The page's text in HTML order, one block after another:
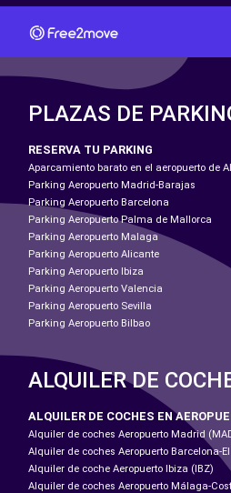
PLAZAS DE
RESERVA TU PARKING
Aparcamiento barato en el aeropuerto de
Parking Aeropuerto Madrid-Barajas
Parking Aeropuerto Barcelona
Parking Aeropuerto Palma de Mallorca
Parking Aeropuerto Malaga
Parking Aeropuerto Alicante
Parking Aeropuerto Ibiza
Parking Aeropuerto Valencia
Parking Aeropuerto Sevilla
Parking Aeropuerto Bilbao
ALQUILER DE
ALQUILER DE COCHES EN
Alquiler de coches Aeropuerto Madrid
Alquiler de coches Aeropuerto Barcelona-
Alquiler de coche Aeropuerto Ibiza (IBZ)
Alquiler de coches Aeropuerto Málaga-